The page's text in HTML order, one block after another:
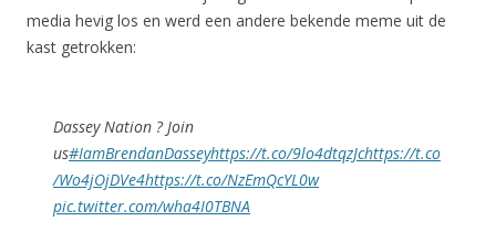
media hevig los en werd een andere bekende meme uit de
kast getrokken:
Dassey Nation ? Join
us#IamBrendanDasseyhttps://t.co/9lo4dtqzJchttps://t.co
/Wo4jOjDVe4https://t.co/NzEmQcYL0w
pic.twitter.com/wha4I0TBNA